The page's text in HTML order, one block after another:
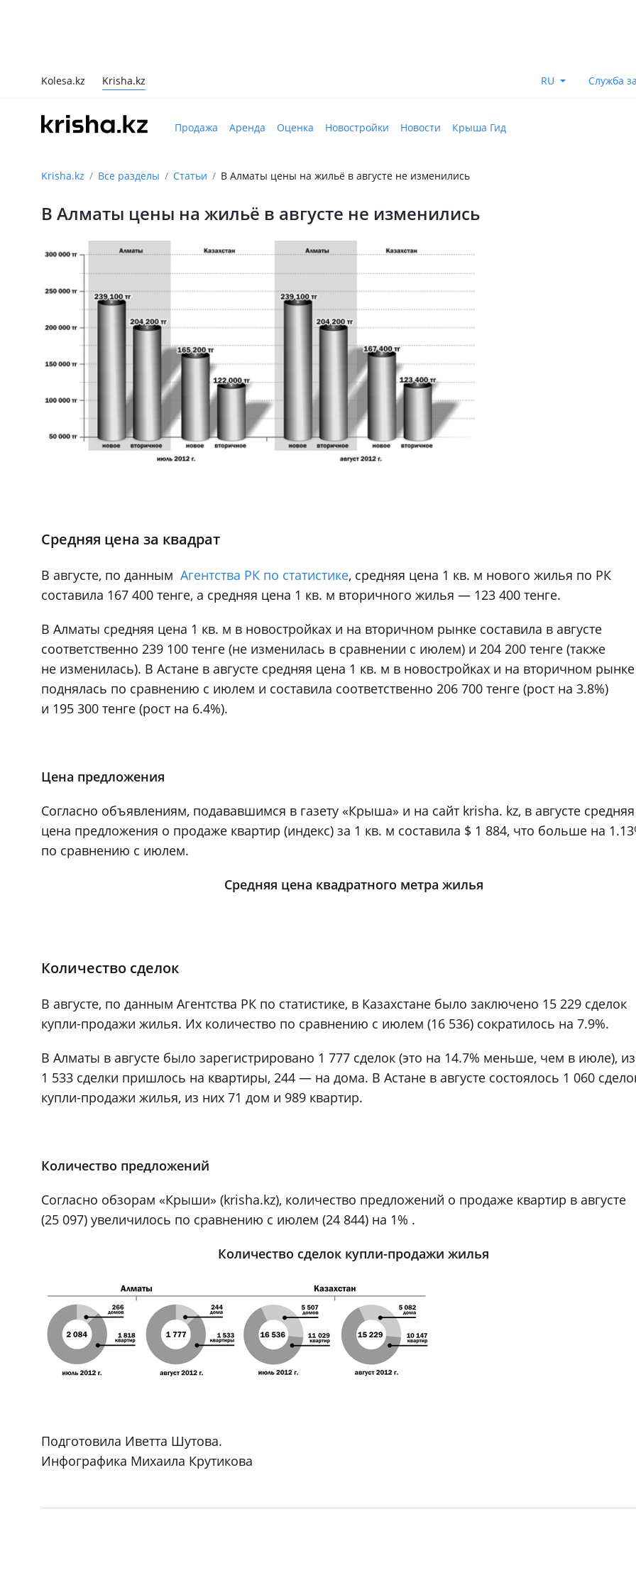
Kolesa.kz Krisha.kz RU Служба
Продажа Аренда Оценка Новостройки Новости Крыша Гид
Krisha.kz Все разделы Статьи В Алматы цены на жильё в августе не изменились
В Алматы цены на жильё в августе не изменились
Средняя цена за квадрат
В августе, по данным Агентства РК по статистике, средняя цена 1 кв. м нового жилья по РК
составила 167 400 тенге, а средняя цена 1 кв. м вторичного жилья — 123 400 тенге.
В Алматы средняя цена 1 кв. м в новостройках и на вторичном рынке составила в августе
соответственно 239 100 тенге (не изменилась в сравнении с июлем) и 204 200 тенге (также
не изменилась). В Астане в августе средняя цена 1 кв. м в новостройках и на вторичном рынке
поднялась по сравнению с июлем и составила соответственно 206 700 тенге (рост на 3.8%)
и 195 300 тенге (рост на 6.4%).
Цена предложения
Согласно объявлениям, подававшимся в газету «Крыша» и на сайт krisha. kz, в августе средняя
цена предложения о продаже квартир (индекс) за 1 кв. м составила $ 1 884, что больше на
по сравнению с июлем.
Средняя цена квадратного метра жилья
Количество сделок
В августе, по данным Агентства РК по статистике, в Казахстане было заключено 15 229 сделок
купли-продажи жилья. Их количество по сравнению с июлем (16 536) сократилось на 7.9%.
В Алматы в августе было зарегистрировано 1 777 сделок (это на 14.7% меньше, чем в июле),
1 533 сделки пришлось на квартиры, 244 — на дома. В Астане в августе состоялось 1 060
купли-продажи жилья, из них 71 дом и 989 квартир.
Количество предложений
Согласно обзорам «Крыши» (krisha.kz), количество предложений о продаже квартир в августе
(25 097) увеличилось по сравнению с июлем (24 844) на 1% .
Количество сделок купли-продажи жилья
Подготовила Иветта Шутова.
Инфографика Михаила Крутикова